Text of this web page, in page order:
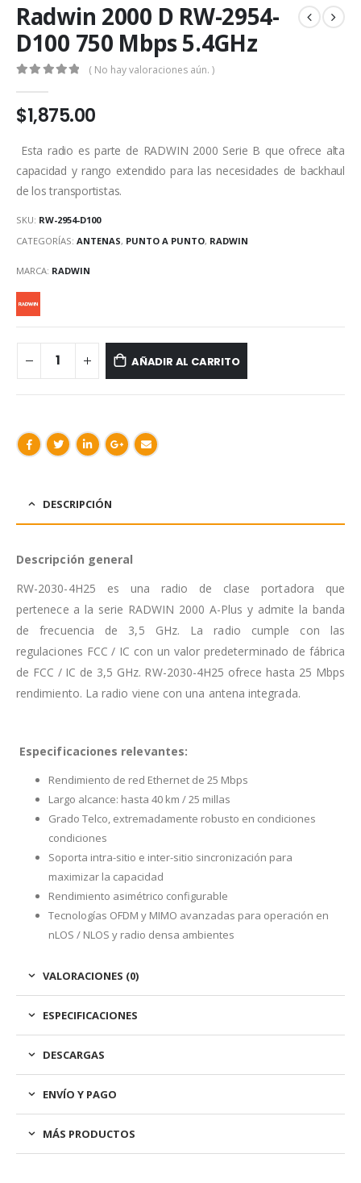
Radwin 2000 D RW-2954-
D100 750 Mbps 5.4GHz
( No hay valoraciones aún. )
$1,875.00
Esta radio es parte de RADWIN 2000 Serie B que ofrece alta
capacidad y rango extendido para las necesidades de backhaul
de los transportistas.
SKU: RW-2954-D100
CATEGORÍAS: ANTENAS, PUNTO A PUNTO, RADWIN
MARCA: RADWIN
AÑADIR AL CARRITO
DESCRIPCIÓN
Descripción general
RW-2030-4H25 es una radio de clase portadora que
pertenece a la serie RADWIN 2000 A-Plus y admite la banda
de frecuencia de 3,5 GHz. La radio cumple con las
regulaciones FCC / IC con un valor predeterminado de fábrica
de FCC / IC de 3,5 GHz. RW-2030-4H25 ofrece hasta 25 Mbps
rendimiento. La radio viene con una antena integrada.
Especificaciones relevantes:
Rendimiento de red Ethernet de 25 Mbps
Largo alcance: hasta 40 km / 25 millas
Grado Telco, extremadamente robusto en condiciones
condiciones
Soporta intra-sitio e inter-sitio sincronización para
maximizar la capacidad
Rendimiento asimétrico configurable
Tecnologías OFDM y MIMO avanzadas para operación en
nLOS / NLOS y radio densa ambientes
VALORACIONES (0)
ESPECIFICACIONES
DESCARGAS
ENVÍO Y PAGO
MÁS PRODUCTOS